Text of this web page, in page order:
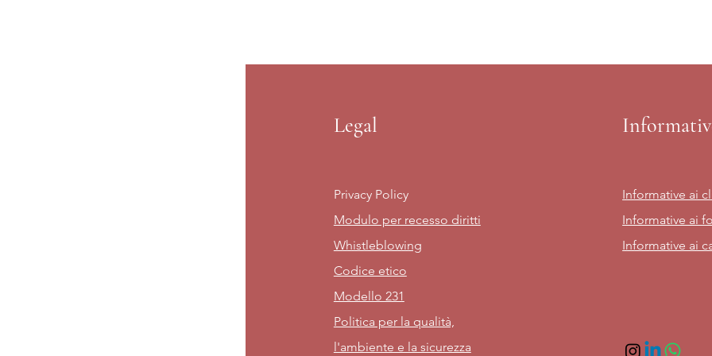
Legal
Privacy Policy
Modulo per recesso diritti
Whistleblowing
Codice etico
Modello 231
Politica per la qualità,
l'ambiente e la sicurezza
Informative ai
Informative ai
Informative ai